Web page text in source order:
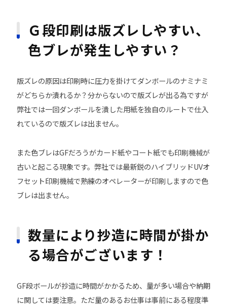
Ｇ段印刷は版ズレしやすい、
色ブレが発生しやすい？
版ズレの原因は印刷時に圧力を掛けてダンボールのナミナミ
がどちらか潰れるか？分からないので版ズレが出る為ですが
弊社では一回ダンボールを潰した用紙を独自のルートで仕入
れているので版ズレは出ません。
また色ブレはGFだろうがカード紙やコート紙でも印刷機械が
古いと起こる現象です。弊社では最新鋭のハイブリッドUVオ
フセット印刷機械で熟練のオペレーターが印刷しますので色
ブレは出ません。
数量により抄造に時間が掛か
る場合がございます！
GF段ボールが抄造に時間がかかるため、量が多い場合や納期
に関しては要注意。ただ量のあるお仕事は事前にある程度準